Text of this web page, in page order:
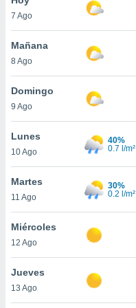
en
más
nuestra
de
cookies
aceptar
7 Ago
Mañana
8 Ago
Domingo
9 Ago
Lunes
10 Ago
40%
0.7 l/m²
Martes
11 Ago
30%
0.2 l/m²
Miércoles
12 Ago
Jueves
13 Ago